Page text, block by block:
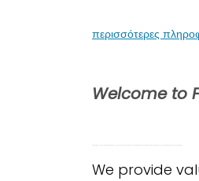
περισσότερες
Welcome to
We provide